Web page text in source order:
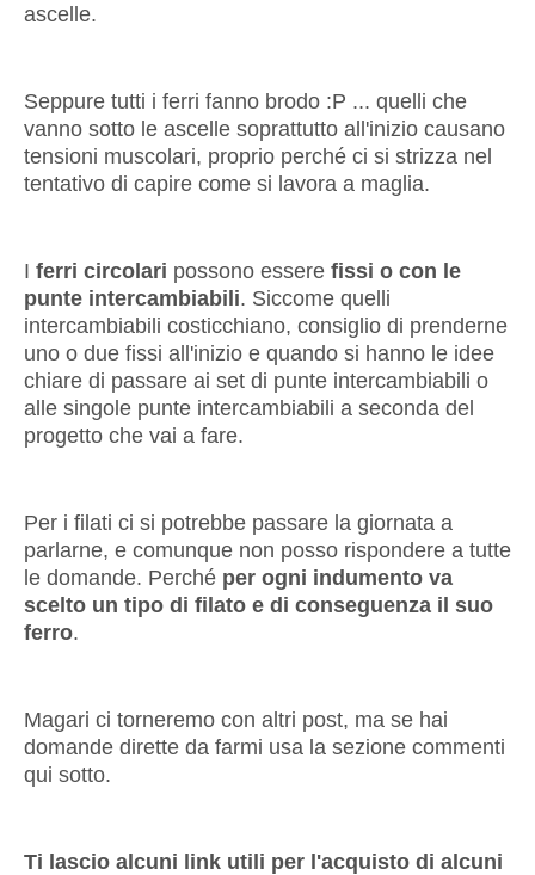
ascelle.
Seppure tutti i ferri fanno brodo :P ... quelli che
vanno sotto le ascelle soprattutto all'inizio causano
tensioni muscolari, proprio perché ci si strizza nel
tentativo di capire come si lavora a maglia.
I ferri circolari possono essere fissi o con le
punte intercambiabili. Siccome quelli
intercambiabili costicchiano, consiglio di prenderne
uno o due fissi all'inizio e quando si hanno le idee
chiare di passare ai set di punte intercambiabili o
alle singole punte intercambiabili a seconda del
progetto che vai a fare.
Per i filati ci si potrebbe passare la giornata a
parlarne, e comunque non posso rispondere a tutte
le domande. Perché per ogni indumento va
scelto un tipo di filato e di conseguenza il suo
ferro.
Magari ci torneremo con altri post, ma se hai
domande dirette da farmi usa la sezione commenti
qui sotto.
Ti lascio alcuni link utili per l'acquisto di alcuni